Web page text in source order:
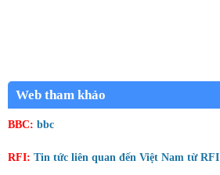
Web tham khảo
BBC: bbc
RFI: Tin tức liên quan đến Việt Nam từ RFI